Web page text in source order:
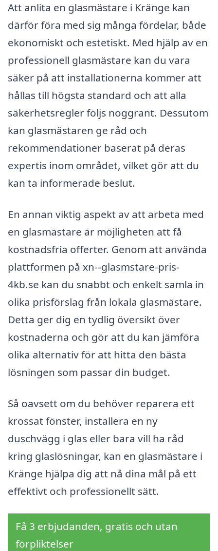
Att anlita en glasmästare i Kränge kan
därför föra med sig många fördelar, både
ekonomiskt och estetiskt. Med hjälp av en
professionell glasmästare kan du vara
säker på att installationerna kommer att
hållas till högsta standard och att alla
säkerhetsregler följs noggrant. Dessutom
kan glasmästaren ge råd och
rekommendationer baserat på deras
expertis inom området, vilket gör att du
kan ta informerade beslut.
En annan viktig aspekt av att arbeta med
en glasmästare är möjligheten att få
kostnadsfria offerter. Genom att använda
plattformen på xn--glasmstare-pris-
4kb.se kan du snabbt och enkelt samla in
olika prisförslag från lokala glasmästare.
Detta ger dig en tydlig översikt över
kostnaderna och gör att du kan jämföra
olika alternativ för att hitta den bästa
lösningen som passar din budget.
Så oavsett om du behöver reparera ett
krossat fönster, installera en ny
duschvägg i glas eller bara vill ha råd
kring glaslösningar, kan en glasmästare i
Kränge hjälpa dig att nå dina mål på ett
effektivt och professionellt sätt.
Få 3 erbjudanden, gratis och utan
förpliktelser